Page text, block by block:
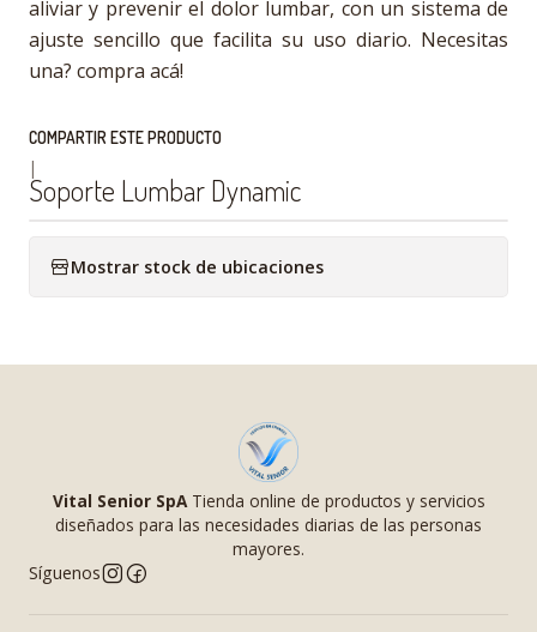
aliviar y prevenir el dolor lumbar, con un sistema de
ajuste sencillo que facilita su uso diario. Necesitas
una? compra acá!
COMPARTIR ESTE PRODUCTO
|
Soporte Lumbar Dynamic
Mostrar stock de ubicaciones
Vital Senior SpATienda online de productos y servicios
diseñados para las necesidades diarias de las personas
mayores.
Síguenos